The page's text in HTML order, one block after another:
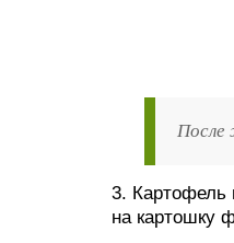
После
3. Картофель
на картошку